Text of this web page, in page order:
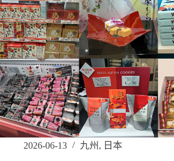
2026-06-13 九州 , 日本